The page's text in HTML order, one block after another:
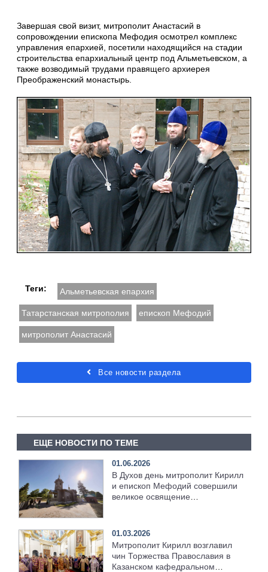
Завершая свой визит, митрополит Анастасий в
сопровождении епископа Мефодия осмотрел комплекс
управления епархией, посетили находящийся на стадии
строительства епархиальный центр под Альметьевском, а
также возводимый трудами правящего архиерея
Преображенский монастырь.
Теги: Альметьевская епархия
Татарстанская митрополия епископ Мефодий
митрополит Анастасий
Все новости раздела
ЕЩЕ НОВОСТИ ПО ТЕМЕ
01.06.2026
В Духов день митрополит Кирилл
и епископ Мефодий совершили
великое освящение
01.03.2026
Митрополит Кирилл возглавил
чин Торжества Православия в
Казанском кафедральном